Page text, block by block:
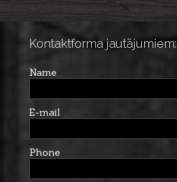
Kontaktforma jautājumiem:
Name
E-mail
Phone